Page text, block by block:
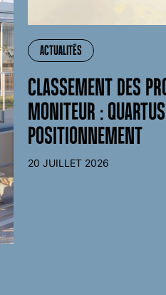
ACTUALITÉS
CLASSEMENT DES
MONITEUR :
POSITIONNEMENT
20 JUILLET 2026